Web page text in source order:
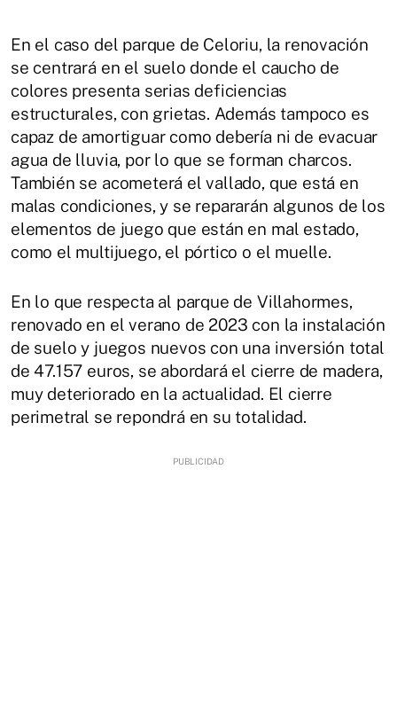
En el caso del parque de Celoriu, la renovación
se centrará en el suelo donde el caucho de
colores presenta serias deficiencias
estructurales, con grietas. Además tampoco es
capaz de amortiguar como debería ni de evacuar
agua de lluvia, por lo que se forman charcos.
También se acometerá el vallado, que está en
malas condiciones, y se repararán algunos de los
elementos de juego que están en mal estado,
como el multijuego, el pórtico o el muelle.
En lo que respecta al parque de Villahormes,
renovado en el verano de 2023 con la instalación
de suelo y juegos nuevos con una inversión total
de 47.157 euros, se abordará el cierre de madera,
muy deteriorado en la actualidad. El cierre
perimetral se repondrá en su totalidad.